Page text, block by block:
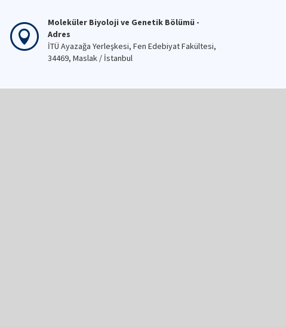
Moleküler Biyoloji ve Genetik Bölümü -
Adres
İTÜ Ayazağa Yerleşkesi, Fen Edebiyat Fakültesi,
34469, Maslak / İstanbul